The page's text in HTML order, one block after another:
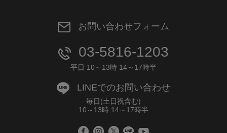
お問い合わせフォーム
03-5816-1203
平日 10～13時 14～17時半
LINEでのお問い合わせ
毎日(土日祝含む)
10～13時 14～17時半